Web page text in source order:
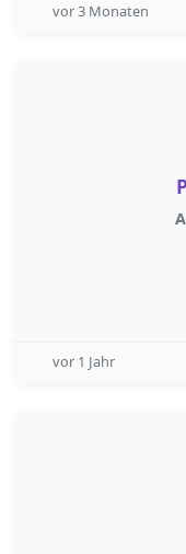
vor 3 Monaten
vor 1 Jahr